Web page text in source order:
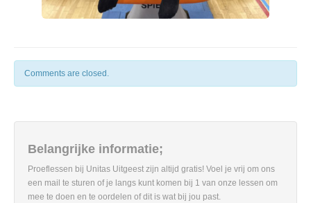
Comments are closed.
Belangrijke informatie;
Proeflessen bij Unitas Uitgeest zijn altijd gratis! Voel je vrij om ons
een mail te sturen of je langs kunt komen bij 1 van onze lessen om
mee te doen en te oordelen of dit is wat bij jou past.